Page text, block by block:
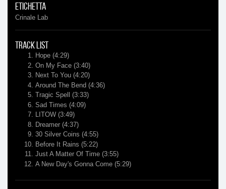
Etichetta
Crinale Lab
Track list
Hope (4:29)
On My Face (3:40)
Next To You (4:20)
Around The Bend (4:36)
Tragic Spell
(3:33)
Sad Times (4:09)
LITOW (3:49)
Dreamer (4:37)
30 Silver Coins (4:55)
Before It Rains (5:22)
Just A Matter Of Time (3:55)
A New Day's Gonna Come (5:29)